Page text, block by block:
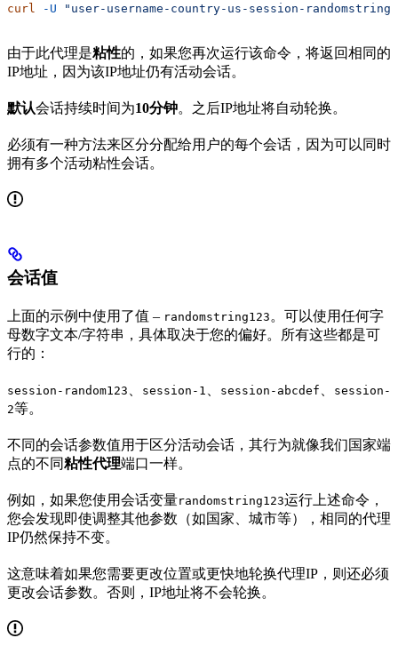
curl -U "user-username-country-us-session-
由于此代理是粘性的，如果您再次运行该命令，将返回相同的
IP地址，因为该IP地址仍有活动会话。
默认会话持续时间为10分钟。之后IP地址将自动轮换。
必须有一种方法来区分分配给用户的每个会话，因为可以同时
拥有多个活动粘性会话。
会话值
上面的示例中使用了值 – randomstring123 。可以使用任何字
母数字文本/字符串，具体取决于您的偏好。所有这些都是可
行的：
session-random123 session-1 session-abcdef
session-
2等。
不同的会话参数值用于区分活动会话，其行为就像我们国家端
点的不同粘性代理端口一样。
例如，如果您使用会话变量randomstring123运行上述命令，
您会发现即使调整其他参数（如国家、城市等），相同的代理
IP仍然保持不变。
这意味着如果您需要更改位置或更快地轮换代理IP，则还必须
更改会话参数。否则，IP地址将不会轮换。